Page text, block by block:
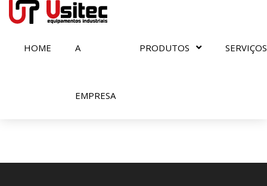
HOME A
EMPRESA
PRODUTOS SERVIÇOS
Serviço de Corte a